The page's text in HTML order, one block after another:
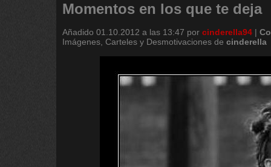
Momentos en los que te deja
Añadido 01.10.2012 a las 13:47 por cinderella94 |
Imágenes, Carteles y Desmotivaciones de cinderella